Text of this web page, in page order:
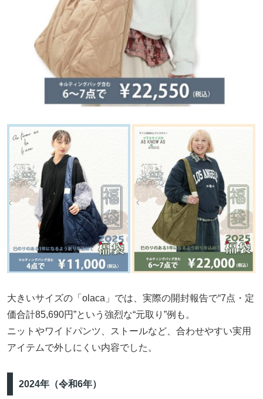
大きいサイズの「olaca」では、実際の開封報告で“7点・定
価合計85,690円”という強烈な“元取り”例も。
ニットやワイドパンツ、ストールなど、合わせやすい実用
アイテムで外しにくい内容でした。
2024年（令和6年）